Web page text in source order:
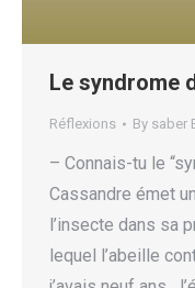
Le syndrome
Réflexions By saber
– Connais-tu le
Cassandre émet
l’insecte dans sa
lequel l’abeille